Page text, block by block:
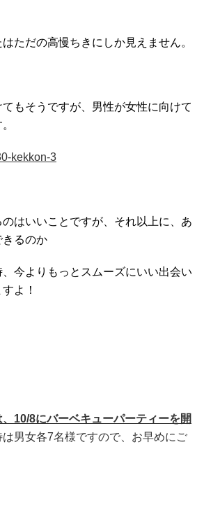
ただの高慢ちきにしか見えません。
もそうですが、男性が女性に向けて
kekkon-3
はいいことですが、それ以上に、あ
きるのか
今よりもっとスムーズにいい出会い
よ！
10/8にバーベキューパーティーを開
は男女各7名様ですので、お早めにご